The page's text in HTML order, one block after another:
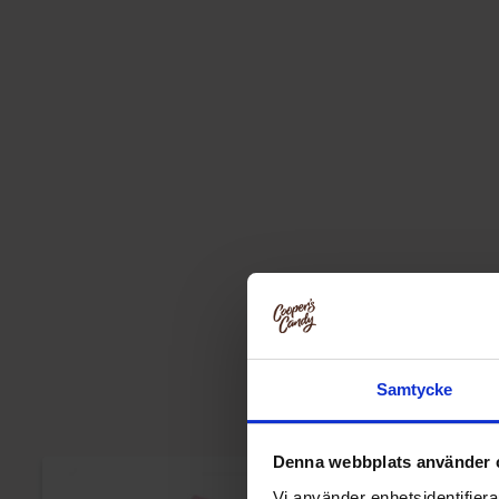
Samtycke
Denna webbplats använder